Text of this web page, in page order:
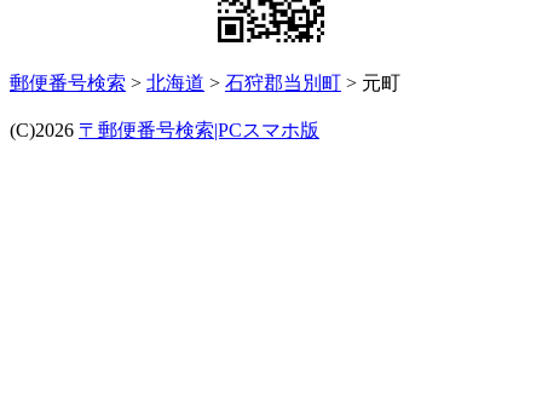
郵便番号検索 > 北海道 > 石狩郡当別町 > 元町
(C)2026 〒郵便番号検索|PCスマホ版